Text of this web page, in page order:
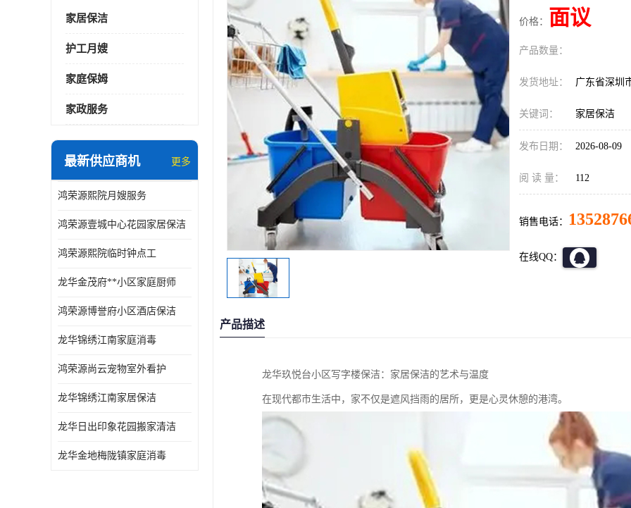
家居保洁
护工月嫂
家庭保姆
家政服务
最新供应商机 更多
鸿荣源熙院月嫂服务
鸿荣源壹城中心花园家居保洁
鸿荣源熙院临时钟点工
龙华金茂府**小区家庭厨师
鸿荣源博誉府小区酒店保洁
龙华锦绣江南家庭消毒
鸿荣源尚云宠物室外看护
龙华锦绣江南家居保洁
龙华日出印象花园搬家清洁
龙华金地梅陇镇家庭消毒
价格： 面议
产品数量：
发货地址： 广东省深圳
关键词： 家居保洁
发布日期： 2026-08-09
阅 读 量： 112
销售电话：
在线QQ：
产品描述
龙华玖悦台小区写字楼保洁：家居保洁的艺术与温度
在现代都市生活中，家不仅是遮风挡雨的居所，更是心灵休憩的港湾。